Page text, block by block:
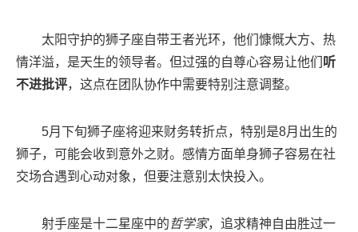
太阳守护的狮子座自带王者光环，他们慷慨大方、热
情洋溢，是天生的领导者。但过强的自尊心容易让他们 听
不进批评，这点在团队协作中需要特别注意调整。
5月下旬狮子座将迎来财务转折点，特别是8月出生的
狮子，可能会收到意外之财。感情方面单身狮子容易在社
交场合遇到心动对象，但要注意别太快投入。
射手座是十二星座中的 哲学家，追求精神自由胜过一